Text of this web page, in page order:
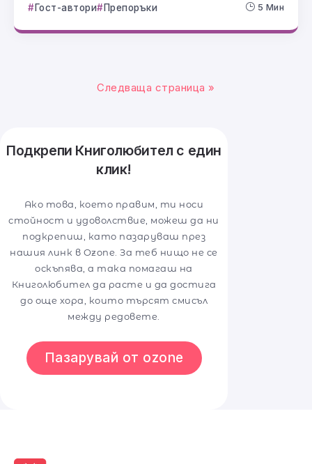
Гост-автори Препоръки 5 Мин
Следваща страница »
Подкрепи Книголюбител с един
клик!
Ако това, което правим, ти носи
стойност и удоволствие, можеш да ни
подкрепиш, като пазаруваш през
нашия линк в Ozone. За теб нищо не се
оскъпява, а така помагаш на
Книголюбител да расте и да достига
до още хора, които търсят смисъл
между редовете.
Пазарувай от ozone